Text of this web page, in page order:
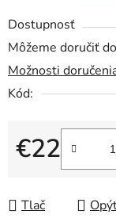
Dostupnosť
Môžeme doručiť
Možnosti
Kód:
€22
Jednotková cena:
Tlač